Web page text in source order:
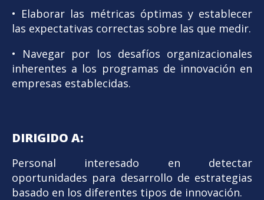
• Elaborar las métricas óptimas y establecer
las expectativas correctas sobre las que medir.
• Navegar por los desafíos organizacionales
inherentes a los programas de innovación en
empresas establecidas.
DIRIGIDO A:
Personal interesado en detectar
oportunidades para desarrollo de estrategias
basado en los diferentes tipos de innovación.